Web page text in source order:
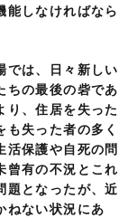
能しなければなら
では、日々新しい
ちの最後の砦であ
り、住居を失った
失った者の多く
活保護や自死の問
曾有の不況とこれ
題となったが、近
ねない状況にあ